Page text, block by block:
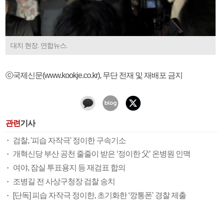
대치 현장. 연합뉴스.
ⓒ국제신문(www.kookje.co.kr), 무단 전재 및 재배포 금지
관련기사
검찰, '피습 자작극' 정이한 구속기소
개혁신당 부산 공천 줄줄이 받은 ‘정이한 父’ 온병원 인맥
여야, 잠실 투표용지 등 재검표 합의
조병길 전 사상구청장 검찰 송치
[단독] 피습 자작극 정이한, 초기화한 ‘깡통폰’ 경찰 제출